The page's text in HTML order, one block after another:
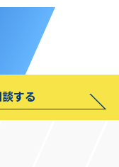
する